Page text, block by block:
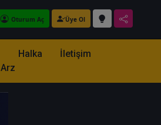
Oturum Aç Üye Ol
Halka
Arz
İletişim